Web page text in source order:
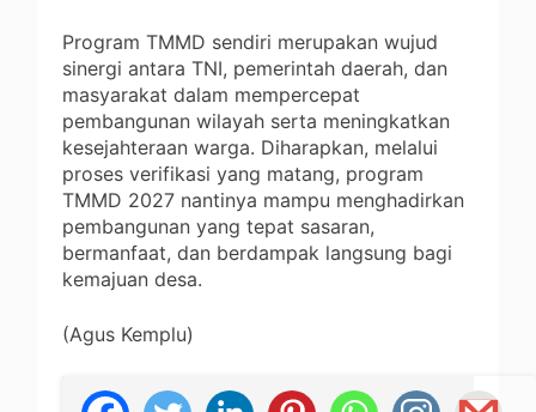
Program TMMD sendiri merupakan wujud
sinergi antara TNI, pemerintah daerah, dan
masyarakat dalam mempercepat
pembangunan wilayah serta meningkatkan
kesejahteraan warga. Diharapkan, melalui
proses verifikasi yang matang, program
TMMD 2027 nantinya mampu menghadirkan
pembangunan yang tepat sasaran,
bermanfaat, dan berdampak langsung bagi
kemajuan desa.
(Agus Kemplu)